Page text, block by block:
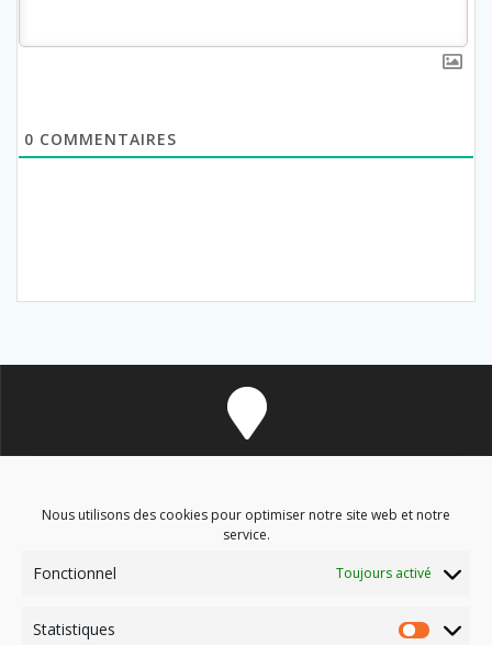
Nous utilisons des cookies pour optimiser notre site web et notre
service.
Fonctionnel Toujours activé
Statistiques
0 COMMENTAIRES